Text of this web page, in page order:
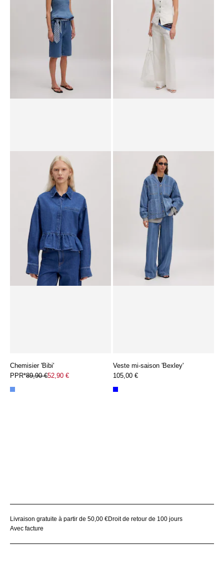
59,90 €39,90 €
Chemisier 'Bibi'
PPR*89,90 €52,90 €
Veste mi-saison 'Bexley'
105,00 €
Livraison gratuite à partir de 50,00 €Droit de retour de 100 jours
Avec facture